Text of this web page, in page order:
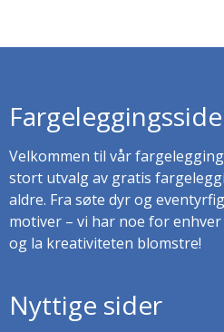
Velkommen til vår
stort utvalg av gratis
aldre. Fra søte dyr og
motiver – vi har noe for
og la kreativiteten blomstre!
Nyttige sider